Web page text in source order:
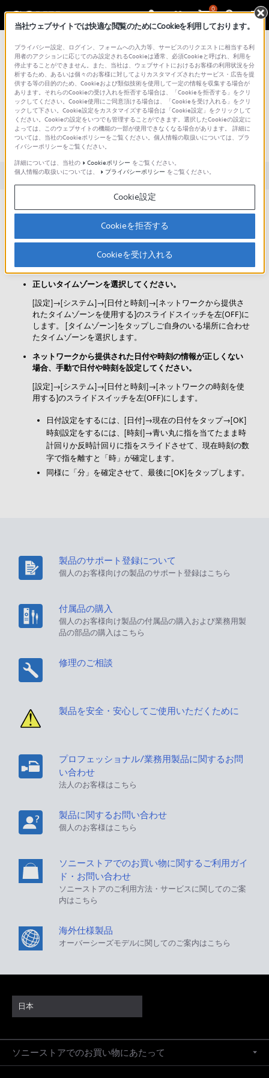
0
総合サポート・お問い合わせ
文書番号 : 00266779 / 最終更新日 : 2025/03/11
Xperiaの時計表示が現在時刻とな
らないことがあります。
対象製品カテゴリー・製品
購入時は自動的に時刻が修正されるようになっていますが、タイ
ムゾーンや日付・時刻は手動でも設定できます。
正しいタイムゾーンを選択してください。
[設定]→[システム]→[日付と時刻]→[ネットワークから提供さ
れたタイムゾーンを使用する]のスライドスイッチを左(OFF)に
します。 [タイムゾーン]をタップしご自身のいる場所に合わせ
たタイムゾーンを選択します。
ネットワークから提供された日付や時刻の情報が正しくない
場合、手動で日付や時刻を設定してください。
[設定]→[システム]→[日付と時刻]→[ネットワークの時刻を使
用する]のスライドスイッチを左(OFF)にします。
日付設定をするには、[日付]→現在の日付をタップ→[OK]
時刻設定をするには、[時刻]→青い丸に指を当てたまま時
計回りか反時計回りに指をスライドさせて、現在時刻の数
字で指を離すと「時」が確定します。
同様に「分」を確定させて、最後に[OK]をタップします。
製品のサポート登録について
個人のお客様向けの製品のサポート登録はこちら
付属品の購入
個人のお客様向け製品の付属品の購入および業務用製
品の部品の購入はこちら
修理のご相談
製品を安全・安心してご使用いただくために
プロフェッショナル/業務用製品に関するお問
い合わせ
法人のお客様はこちら
製品に関するお問い合わせ
個人のお客様はこちら
ソニーストアでのお買い物に関するご利用ガイ
ド・お問い合わせ
ソニーストアのご利用方法・サービスに関してのご案
内はこちら
海外仕様製品
オーバーシーズモデルに関してのご案内はこちら
日本
ソニーストアでのお買い物にあたって
当社ウェブサイトでは快適な閲覧のためにCookieを利用しております。
プライバシー設定、ログイン、フォームへの入力等、サービスのリクエストに相当する利
用者のアクションに応じてのみ設定されるCookieは通常、必須Cookieと呼ばれ、利用を
停止することができません。また、当社は、ウェブサイトにおけるお客様の利用状況を分
析するため、あるいは個々のお客様に対してよりカスタマイズされたサービス・広告を提
供する等の目的のため、Cookieおよび類似技術を使用して一定の情報を収集する場合が
あります。それらのCookieの受け入れを拒否する場合は、「Cookieを拒否する」をクリ
ックしてください。Cookie使用にご同意頂ける場合は、「Cookieを受け入れる」をクリ
ックして下さい。Cookie設定をカスタマイズする場合は「Cookie設定」をクリックして
ください。Cookieの設定をいつでも管理することができます。選択したCookieの設定に
よっては、このウェブサイトの機能の一部が使用できなくなる場合があります。 詳細に
ついては、当社のCookieポリシーをご覧ください。個人情報の取扱いについては、プラ
イバシーポリシーをご覧ください。
詳細については、当社の
Cookieポリシー をご覧ください。
個人情報の取扱いについては、
プライバシーポリシー をご覧ください。
Cookie設定
Cookieを拒否する
Cookieを受け入れる